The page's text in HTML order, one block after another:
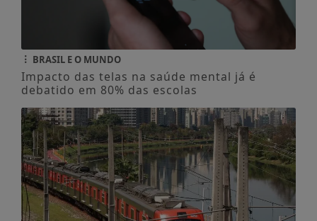
BRASIL E O MUNDO
Impacto das telas na saúde mental já é
debatido em 80% das escolas